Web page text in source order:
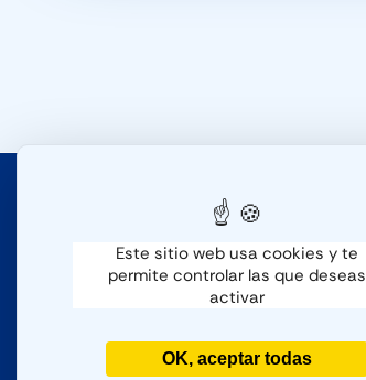
Este sitio web usa cookies y te
permite controlar las que deseas
activar
OK, aceptar todas